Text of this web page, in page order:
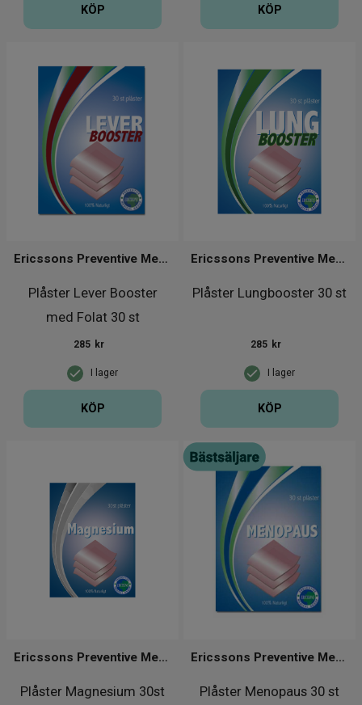
KÖP KÖP
Plåster Lever Booster
med Folat 30 st
Ericssons Preventive Medical Group
I lager
285 kr
KÖP
Plåster Lungbooster 30 st
Ericssons Preventive Medical Group
I lager
285 kr
KÖP
Plåster Magnesium 30st
Ericssons Preventive Medical Group
Plåster Menopaus 30 st
Ericssons Preventive Medical Group